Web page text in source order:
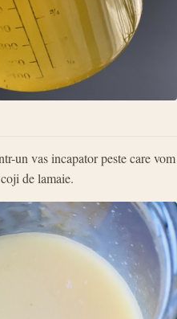
un vas incapator peste care vom
de lamaie.